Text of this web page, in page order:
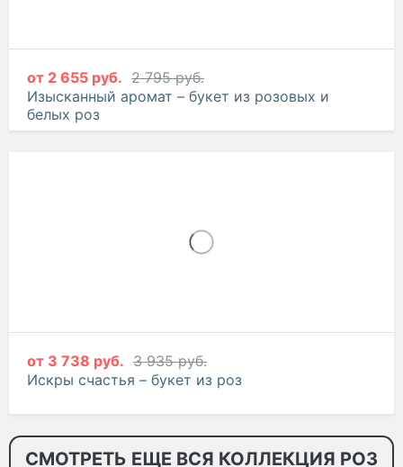
от 2 655 руб. 2 795 руб.
Изысканный аромат – букет из розовых и
белых роз
от 3 738 руб. 3 935 руб.
Искры счастья – букет из роз
СМОТРЕТЬ ЕЩЕ ВСЯ КОЛЛЕКЦИЯ РОЗ